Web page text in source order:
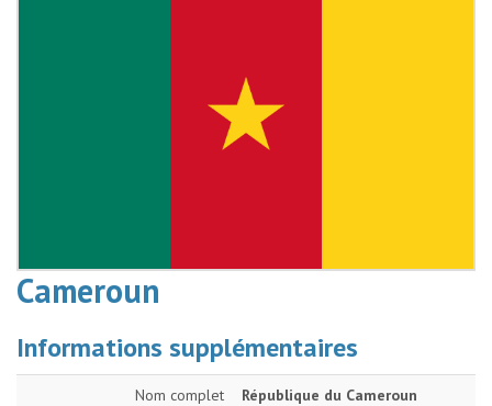
Cameroun
Informations supplémentaires
Nom complet République du Cameroun